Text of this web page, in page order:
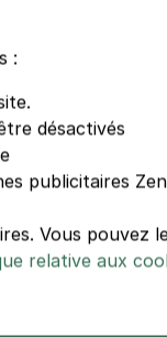
sécurisé
frais de
:
désactivés
publicitaires
Vous pouvez
relative aux